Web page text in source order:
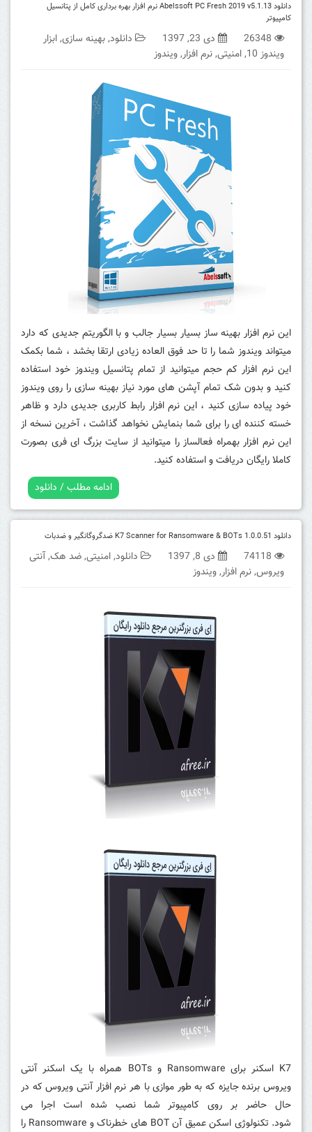
دانلود Abelssoft PC Fresh 2019 v5.1.13 نرم افزار بهره برداری کامل از پتانسیل
کامپیوتر
26348 دی 23, 1397 دانلود,بهینه سازی,ابزار
ویندوز 10
,امنیتی,نرم افزار,ویندوز
این نرم افزار بهینه ساز بسیار بسیار جالب و با الگوریتم جدیدی که دارد
میتواند ویندوز شما را تا حد فوق العاده زیادی ارتقا بخشد ، شما بکمک
این نرم افزار کم حجم میتوانید از تمام پتانسیل ویندوز خود استفاده
کنید و بدون شک تمام آپشن های مورد نیاز بهینه سازی را روی ویندوز
خود پیاده سازی کنید ، این نرم افزار رابط کاربری جدیدی دارد و ظاهر
خسته کننده ای را برای شما بنمایش نخواهد گذاشت ، آخرین نسخه از
این نرم افزار بهمراه فعالساز را میتوانید از سایت بزرگ ای فری بصورت
کاملا رایگان دریافت و استفاده کنید.
ادامه مطلب / دانلود
دانلود K7 Scanner for Ransomware & BOTs 1.0.0.51 ضدگروگانگیر و ضدبات
74118 دی 8, 1397 دانلود,امنیتی,ضد هک,آنتی
ویروس,نرم افزار,ویندوز
K7 اسکنر برای Ransomware و BOTs همراه با یک اسکنر آنتی
ویروس برنده جایزه که به طور موازی با هر نرم افزار آنتی ویروس که در
حال حاضر بر روی کامپیوتر شما نصب شده است اجرا می
شود.
تکنولوژی اسکن عمیق آن BOT های خطرناک و Ransomware را